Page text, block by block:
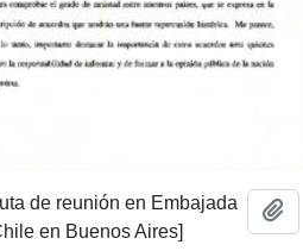
de reunión en Embajada
en Buenos Aires]